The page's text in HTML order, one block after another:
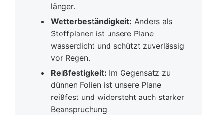
länger.
Wetterbeständigkeit: Anders als
Stoffplanen ist unsere Plane
wasserdicht und schützt zuverlässig
vor Regen.
Reißfestigkeit: Im Gegensatz zu
dünnen Folien ist unsere Plane
reißfest und widersteht auch starker
Beanspruchung.